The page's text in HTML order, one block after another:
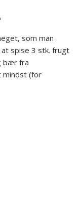
som man
spise 3 stk. frugt
bær fra
mindst (for